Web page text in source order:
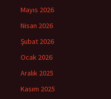
Mayıs 2026
Nisan 2026
Şubat 2026
Ocak 2026
Aralık 2025
Kasım 2025